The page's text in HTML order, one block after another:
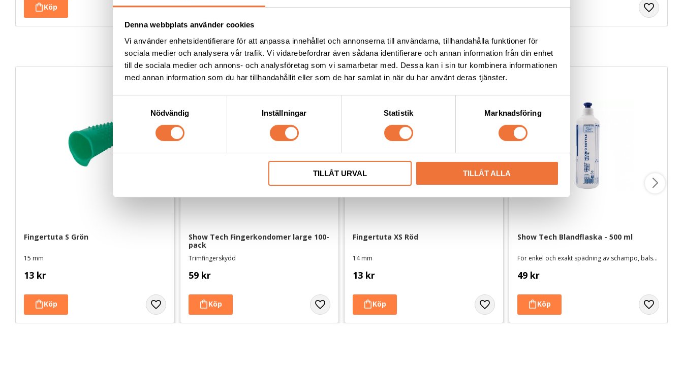
Denna webbplats använder cookies
Vi använder enhetsidentifierare för att anpassa innehållet och annonserna till användarna, tillhandahålla funktioner för
sociala medier och analysera vår trafik. Vi vidarebefordrar även sådana identifierare och annan information från din enhet
till de sociala medier och annons- och analysföretag som vi samarbetar med. Dessa kan i sin tur kombinera informationen
med annan information som du har tillhandahållit eller som de har samlat in när du har använt deras tjänster.
m
y
s
Nödvändig Inställningar Statistik Marknadsföring
TILLÅT URVAL TILLÅT ALLA
Senaste besökta produkter
Fingertuta S Grön
15 mm
13 kr
Show Tech Fingerkondomer large 100-
pack
Trimfingerskydd
59 kr
Fingertuta XS Röd
14 mm
13 kr
Show Tech Blandflaska - 500 ml
För enkel och exakt spädning av schampo, balsam mm.
49 kr